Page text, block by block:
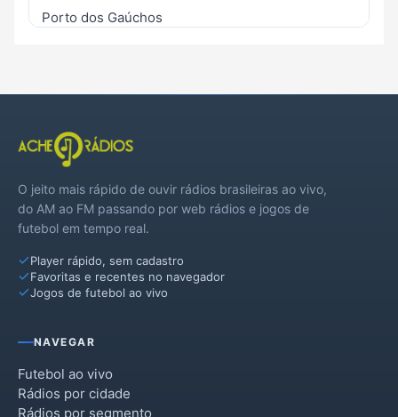
Porto dos Gaúchos
O jeito mais rápido de ouvir rádios brasileiras ao vivo,
do AM ao FM passando por web rádios e jogos de
futebol em tempo real.
Player rápido, sem cadastro
Favoritas e recentes no navegador
Jogos de futebol ao vivo
NAVEGAR
Futebol ao vivo
Rádios por cidade
Rádios por segmento